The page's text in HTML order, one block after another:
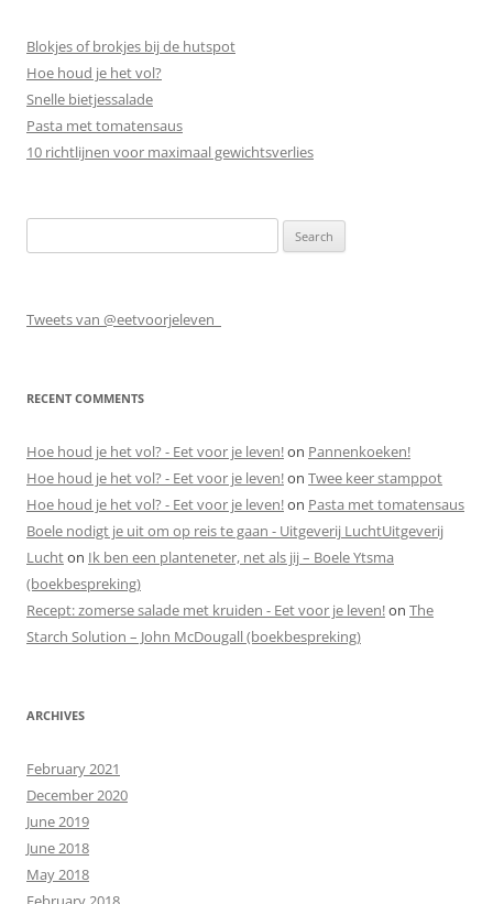
Blokjes of brokjes bij de hutspot
Hoe houd je het vol?
Snelle bietjessalade
Pasta met tomatensaus
10 richtlijnen voor maximaal gewichtsverlies
for:
Tweets van @eetvoorjeleven_
RECENT COMMENTS
Hoe houd je het vol? - Eet voor je leven!on Pannenkoeken!
Hoe houd je het vol? - Eet voor je leven!on Twee keer stamppot
Hoe houd je het vol? - Eet voor je leven!on Pasta met tomatensaus
Boele nodigt je uit om op reis te gaan - Uitgeverij LuchtUitgeverij
Luchton Ik ben een planteneter, net als jij – Boele Ytsma
(boekbespreking)
Recept: zomerse salade met kruiden - Eet voor je leven!on The
Starch Solution – John McDougall (boekbespreking)
ARCHIVES
February 2021
December 2020
June 2019
June 2018
May 2018